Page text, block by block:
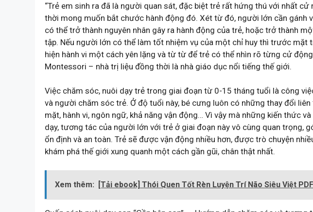
“Trẻ em sinh ra đã là người quan sát, đặc biệt trẻ rất hứng thú với nhất
thời mong muốn bắt chước hành động đó. Xét từ đó, người lớn cần gánh
có thể trở thành nguyên nhân gây ra hành động của trẻ, hoặc trở thành
tập. Nếu người lớn có thể làm tốt nhiệm vụ của một chỉ huy thì trước mặt
hiện hành vi một cách yên lặng và từ từ để trẻ có thể nhìn rõ từng cử
Montessori – nhà trị liệu đồng thời là nhà giáo dục nổi tiếng thế giới.
Việc chăm sóc, nuôi dạy trẻ trong giai đoạn từ 0-15 tháng tuổi là công
và người chăm sóc trẻ. Ở độ tuổi này, bé cưng luôn có những thay đổi liên
mặt, hành vi, ngôn ngữ, khả năng vận động… Vì vậy mà những kiến thức
dạy, tương tác của người lớn với trẻ ở giai đoạn này vô cùng quan trọng,
ổn định và an toàn. Trẻ sẽ được vận động nhiều hơn, được trò chuyện
khám phá thế giới xung quanh một cách gần gũi, chân thật nhất.
Xem thêm: [Tải ebook] Thói Quen Tốt Rèn Luyện Trí Não Siêu Việt PDF